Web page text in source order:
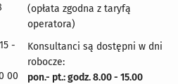
-
00
(opłata zgodna z taryfą
operatora)
Konsultanci są dostępni w dni
robocze:
pon.- pt.: godz. 8.00 - 15.00